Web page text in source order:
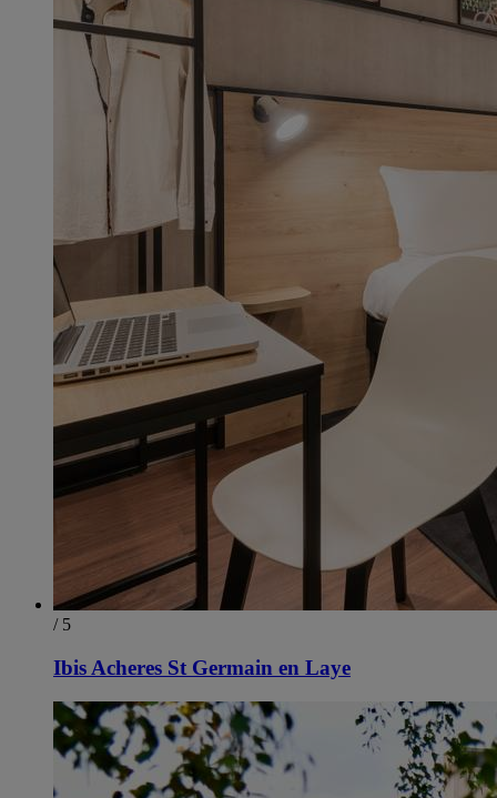
/ 5
Ibis Acheres St Germain en Laye